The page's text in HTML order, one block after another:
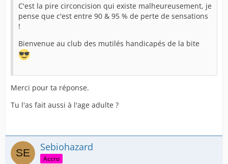
C'est la pire circoncision qui existe malheureusement, je
pense que c'est entre 90 & 95 % de perte de sensations
!
Bienvenue au club des mutilés handicapés de la bite
Merci pour ta réponse.
Tu l'as fait aussi à l'age adulte ?
Sebiohazard
Accro